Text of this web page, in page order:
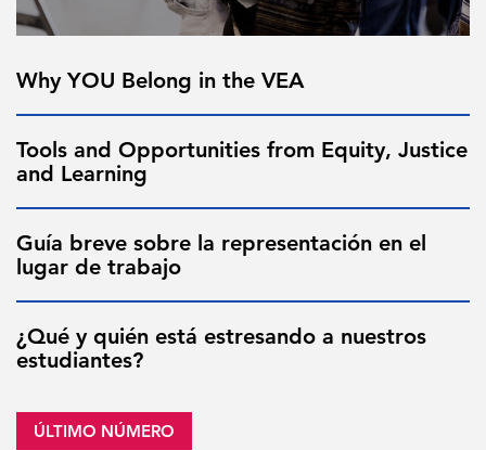
Why YOU Belong in the VEA
Tools and Opportunities from Equity, Justice
and Learning
Guía breve sobre la representación en el
lugar de trabajo
¿Qué y quién está estresando a nuestros
estudiantes?
ÚLTIMO NÚMERO